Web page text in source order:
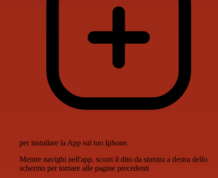
per installare la App sul tuo Iphone.
Mentre navighi nell'app, scorri il dito da sinistra a destra dello
schermo per tornare alle pagine precedenti